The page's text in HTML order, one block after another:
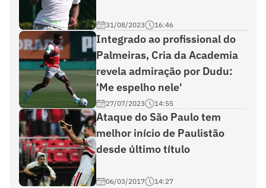
31/08/2023 16:46
Integrado ao profissional do
Palmeiras, Cria da Academia
revela admiração por Dudu:
'Me espelho nele'
27/07/2023 14:55
Ataque do São Paulo tem
melhor início de Paulistão
desde último título
06/03/2017 14:27